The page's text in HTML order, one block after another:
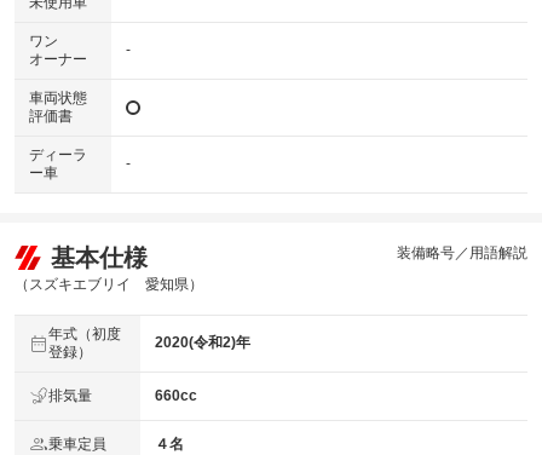
ワン
オーナー
-
車両状態
評価書
ディーラ
ー車
-
基本仕様
（スズキエブリイ 愛知県）
装備略号／用語解説
年式（初度
登録）
2020(令和2)年
排気量 660cc
乗車定員 ４名